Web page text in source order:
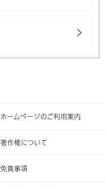
ホームページのご利用案内
著作権について
免責事項